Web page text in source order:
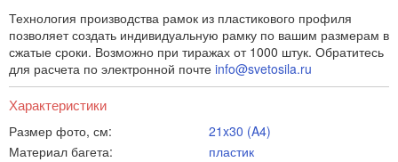
Технология производства рамок из пластикового профиля
позволяет создать индивидуальную рамку по вашим размерам в
сжатые сроки. Возможно при тиражах от 1000 штук. Обратитесь
для расчета по электронной почте info@svetosila.ru
Характеристики
Размер фото, см:
21x30 (A4)
Материал багета:
пластик